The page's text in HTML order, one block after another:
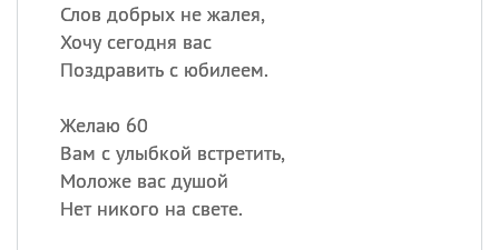
Слов добрых не жалея,
Хочу сегодня вас
Поздравить с юбилеем.
Желаю 60
Вам с улыбкой встретить,
Моложе вас душой
Нет никого на свете.